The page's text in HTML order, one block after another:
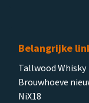
Belangrijke
Tallwood Whisky
Brouwhoeve
NiX18